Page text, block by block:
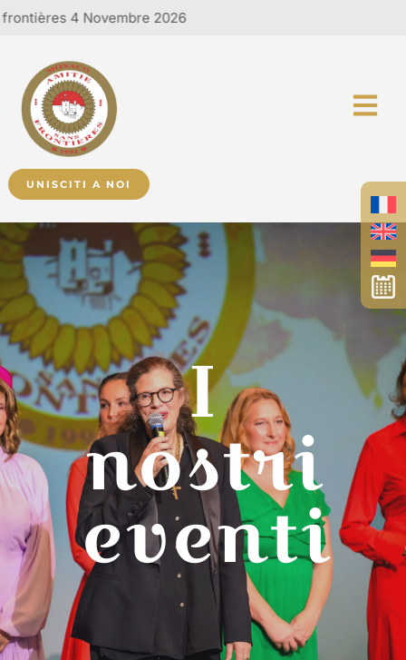
4 Novembre 2026
UNISCITI A NOI
I
nostri
eventi